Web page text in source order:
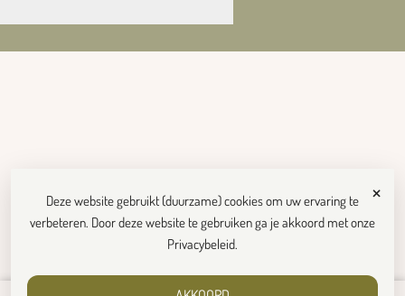
×
Deze website gebruikt (duurzame) cookies om uw ervaring te
verbeteren. Door deze website te gebruiken ga je akkoord met onze
Privacybeleid.